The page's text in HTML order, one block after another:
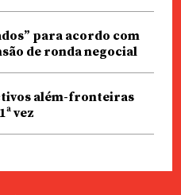
para acordo com
de ronda negocial
além-fronteiras
vez